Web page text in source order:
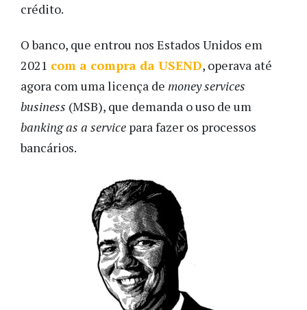
crédito.
O banco, que entrou nos Estados Unidos em
2021 com a compra da USEND, operava até
agora com uma licença de money services
business (MSB), que demanda o uso de um
banking as a service para fazer os processos
bancários.